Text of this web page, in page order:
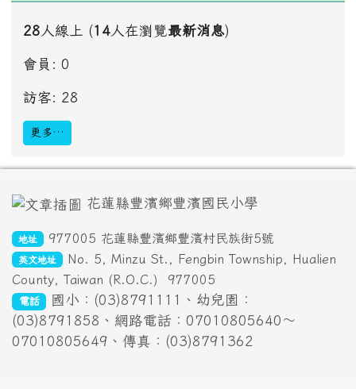
28 人線上 (14 人在瀏覽最新消息)
會員: 0
訪客: 28
更多…
花蓮縣豐濱鄉豐濱國民小學
地址 977005 花蓮縣豐濱鄉豐濱村民族街5號
英文地址
No. 5, Minzu St., Fengbin Township, Hualien
County, Taiwan (R.O.C.)
977005
電話
國小：(03)8791111、幼兒園：
(03)8791858、網路電話：07010805640～
07010805649、傳真：(03)8791362